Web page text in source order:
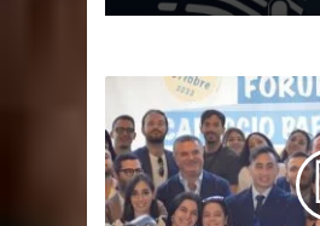
Day
2023.
Sarà
Battipaglia
il